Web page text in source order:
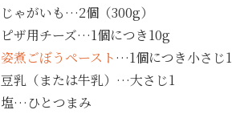
じゃがいも…2個（300g）
ピザ用チーズ…1個につき10g
姿煮ごぼうペースト…1個につき小さじ1
豆乳（または牛乳）…大さじ1
塩…ひとつまみ